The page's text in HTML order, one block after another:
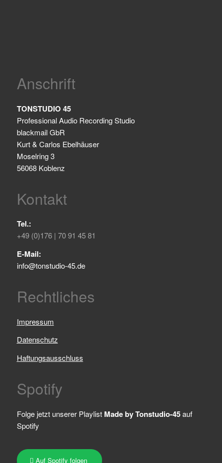
Anschrift
TONSTUDIO 45
Professional Audio Recording Studio
blackmail GbR
Kurt & Carlos Ebelhäuser
Moselring 3
56068 Koblenz
Kontakt
Tel.:
+49 (0)176 | 70 91 45 81
E-Mail:
info@tonstudio-45.de
Rechtliches
Impressum
Datenschutz
Haftungsausschluss
Spotify
Folge jetzt unserer Playlist Made by Tonstudio-45auf
Spotify
Auf Spotify folgen